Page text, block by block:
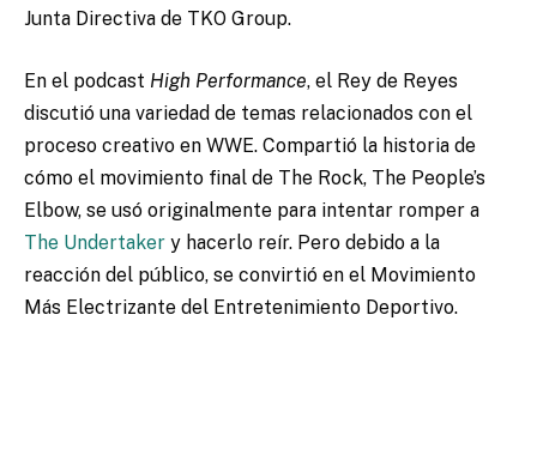
Junta Directiva de TKO Group.
En el podcast High Performance, el Rey de Reyes
discutió una variedad de temas relacionados con el
proceso creativo en WWE. Compartió la historia de
cómo el movimiento final de The Rock, The People’s
Elbow, se usó originalmente para intentar romper a
The Undertaker y hacerlo reír. Pero debido a la
reacción del público, se convirtió en el Movimiento
Más Electrizante del Entretenimiento Deportivo.